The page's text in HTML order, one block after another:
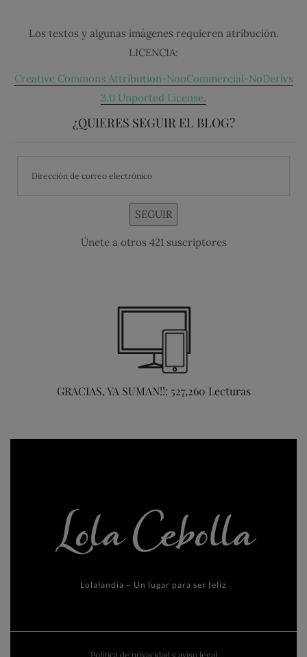
Los textos y algunas imágenes requieren atribución.
LICENCIA:
Creative Commons Attribution-NonCommercial-NoDerivs
3.0 Unported License.
¿QUIERES SEGUIR EL BLOG?
SEGUIR
Únete a otros 421 suscriptores
GRACIAS, YA SUMAN!!: 527,260 Lecturas
Lolalandia – Un lugar para ser feliz
Política de privacidad y aviso legal